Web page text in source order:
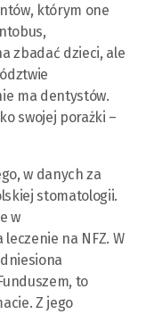
którym one
zbadać dzieci, ale
ma dentystów.
swojej porażki –
w danych za
stomatologii.
w
na NFZ. W
to
Z jego